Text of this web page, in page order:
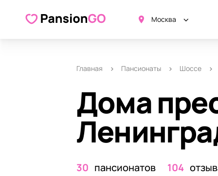
Москва
Главная Пансионаты Шоссе
Дома
30 пансионатов 104